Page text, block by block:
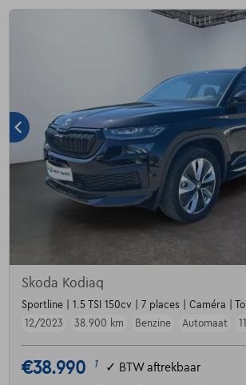
Skoda Kodiaq
Sportline | 1.5 TSI 150cv | 7 places | Caméra |
12/2023
38.900 km Benzine Automaat
€38.990 1 ✓ BTW aftrekbaar